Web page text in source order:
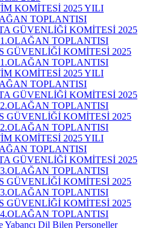
KOMİTESİ 2025 YILI
TOPLANTISI
GÜVENLİĞİ KOMİTESİ 2025
TOPLANTISI
GÜVENLİĞİ KOMİTESİ 2025
TOPLANTISI
KOMİTESİ 2025 YILI
TOPLANTISI
GÜVENLİĞİ KOMİTESİ 2025
TOPLANTISI
GÜVENLİĞİ KOMİTESİ 2025
TOPLANTISI
KOMİTESİ 2025 YILI
TOPLANTISI
GÜVENLİĞİ KOMİTESİ 2025
TOPLANTISI
GÜVENLİĞİ KOMİTESİ 2025
TOPLANTISI
GÜVENLİĞİ KOMİTESİ 2025
TOPLANTISI
Yabancı Dil Bilen Personeller